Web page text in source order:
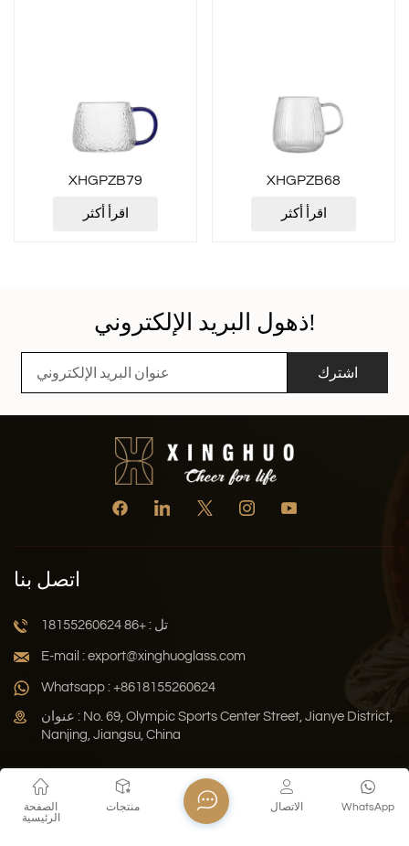
XHGPZB79
اقرأ أكثر
XHGPZB68
اقرأ أكثر
ذهول البريد الإلكتروني!
اشترك
اتصل بنا
تل : +86 18155260624
E-mail : export@xinghuoglass.com
Whatsapp : +8618155260624
عنوان : No. 69, Olympic Sports Center Street, Jianye District,
Nanjing, Jiangsu, China
Xml سياسة الخصوصية المدونة
خريطة الموقع
حقوق النشر © 2026 Jiangsu Xinghuo Technology Co., Ltd. جميع
الصفحة
الرئيسية
منتجات WhatsApp الاتصال